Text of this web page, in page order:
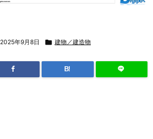
2025年9月8日  建物／建造物
B!